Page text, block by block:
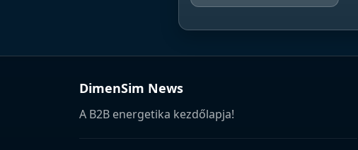
DimenSim News
A B2B energetika kezdőlapja!